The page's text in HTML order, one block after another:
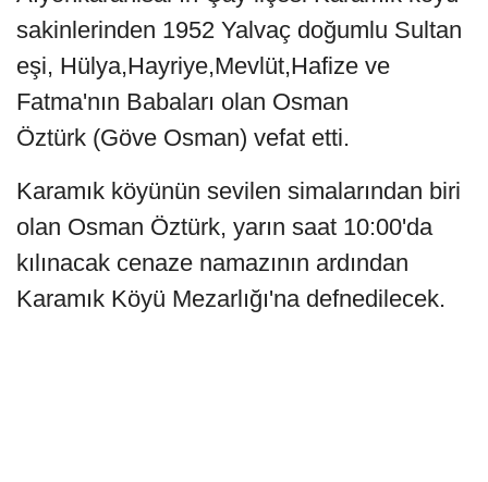
sakinlerinden 1952 Yalvaç doğumlu Sultan
eşi, Hülya,Hayriye,Mevlüt,Hafize ve
Fatma'nın Babaları olan Osman
Öztürk (Göve Osman) vefat etti.
Karamık köyünün sevilen simalarından biri
olan Osman Öztürk, yarın saat 10:00'da
kılınacak cenaze namazının ardından
Karamık Köyü Mezarlığı'na defnedilecek.